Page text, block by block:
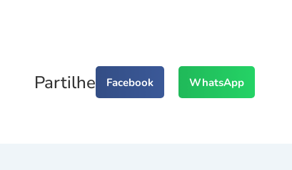
Partilhe Facebook WhatsApp